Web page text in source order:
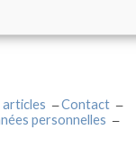
articles
Contact
personnelles